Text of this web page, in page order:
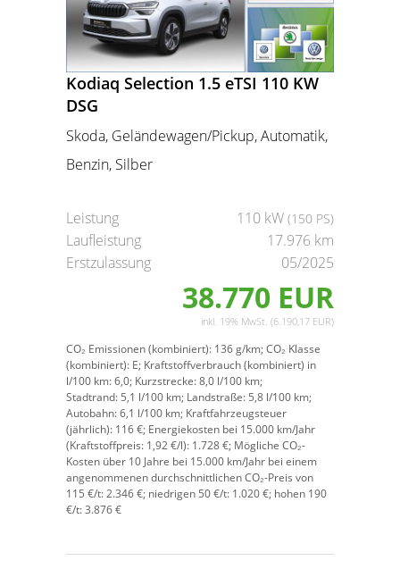
Kodiaq Selection 1.5 eTSI 110 KW
DSG
Skoda, Geländewagen/Pickup, Automatik,
Benzin, Silber
Leistung 110 kW (150 PS)
Laufleistung
17.976 km
Erstzulassung
05/2025
38.770 EUR
inkl. 19% MwSt. (6.190,17 EUR)
CO₂ Emissionen (kombiniert): 136 g/km;CO₂ Klasse
(kombiniert): E; Kraftstoffverbrauch (kombiniert) in
l/100 km:6,0; Kurzstrecke:8,0 l/100 km;
Stadtrand: 5,1 l/100 km; Landstraße: 5,8 l/100 km;
Autobahn:6,1 l/100 km; Kraftfahrzeugsteuer
(jährlich): 116 €; Energiekosten bei 15.000 km/Jahr
(Kraftstoffpreis: 1,92€/l): 1.728 €; Mögliche CO₂-
Kosten über 10 Jahre bei 15.000 km/Jahr bei einem
angenommenen durchschnittlichen CO₂-Preis von
115 €/t:2.346 €; niedrigen 50 €/t: 1.020 €; hohen 190
€/t: 3.876 €